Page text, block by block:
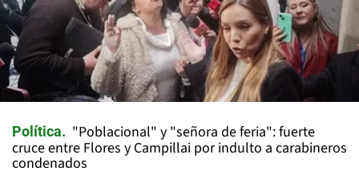
Política
"Poblacional" y "señora de feria": fuerte
cruce entre Flores y Campillai por indulto a carabineros
condenados